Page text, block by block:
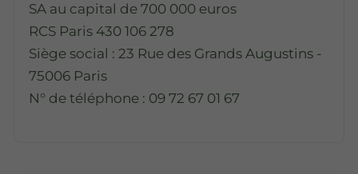
SA au capital de 700 000 euros
RCS Paris 430 106 278
Siège social : 23 Rue des Grands Augustins -
75006 Paris
N° de téléphone : 09 72 67 01 67